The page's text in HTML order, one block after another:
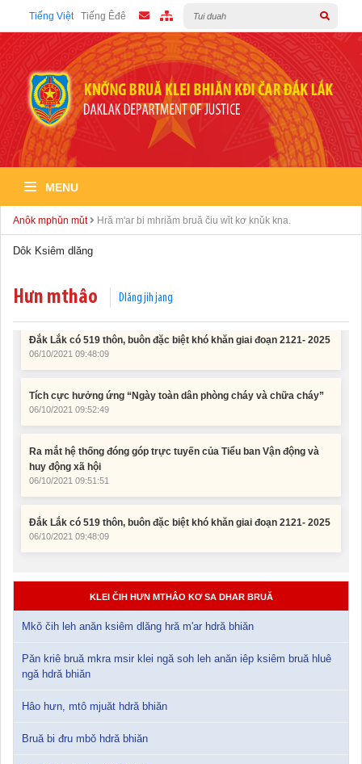
Tiếng Việt Tiếng Êđê
MENU
Anôk mphǔn mǔt Hră m'ar bi mhriăm bruă čiu wǐt kơ knǔk kna.
Dôk Ksiêm dlăng
Hưn mthâo Dlăng jih jang
06/10/2021 09:52:49
Ra mắt hệ thống đóng góp trực tuyến của Tiểu ban Vận động và
06/10/2021 09:48:09
06/10/2021 09:52:49
huy động xã hội
06/10/2021 09:51:51
06/10/2021 09:48:09
KLEI ČIH HƯN MTHÂO KƠ SA DHAR BRUĂ
Mkǒ čih leh anăn ksiêm dlăng hră m'ar hdră bhiăn
Păn kriê bruă mkra msir klei ngă soh leh anăn iêp ksiêm bruă hluê
ngă hdră bhiăn
Hâo hưn, mtô mjuăt hdră bhiăn
Bruă bi đru mbǒ hdră bhiăn